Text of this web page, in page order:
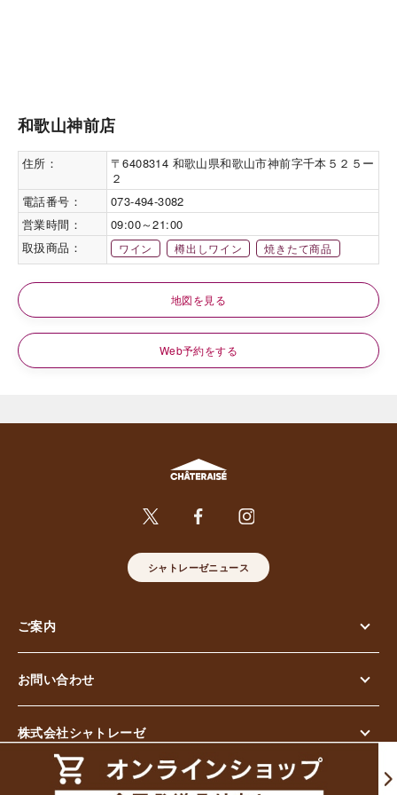
和歌山神前店
住所：
〒6408314 和歌山県和歌山市神前字千本５２５ー
２
電話番号：
073-494-3082
営業時間：
09:00～21:00
取扱商品：
ワイン 樽出しワイン 焼きたて商品
地図を見る
Web予約をする
シャトレーゼニュース
ご案内
お問い合わせ
株式会社シャトレーゼ
© Chateraise Co.,Ltd. All Rights Reserved.